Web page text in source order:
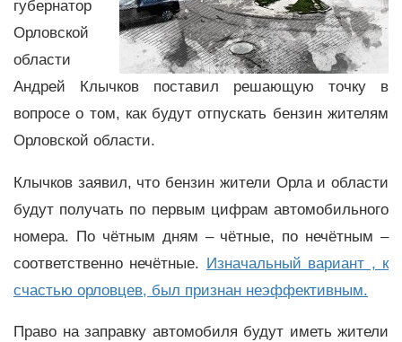
губернатор
Орловской
области
Андрей Клычков поставил решающую точку в
вопросе о том, как будут отпускать бензин жителям
Орловской области.
Клычков заявил, что бензин жители Орла и области
будут получать по первым цифрам автомобильного
номера. По чётным дням – чётные, по нечётным –
соответственно нечётные. Изначальный вариант , к
счастью орловцев, был признан неэффективным.
Право на заправку автомобиля будут иметь жители